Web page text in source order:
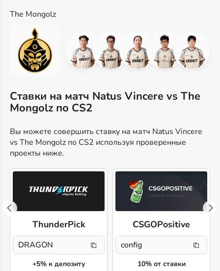
The Mongolz
Ставки на матч Natus Vincere vs The
Mongolz по CS2
Вы можете совершить ставку на матч Natus Vincere
vs The Mongolz по CS2 используя проверенные
проекты ниже.
ThunderPick
DRAGON
+5% к депозиту
CSGOPositive
config
10% от ставки